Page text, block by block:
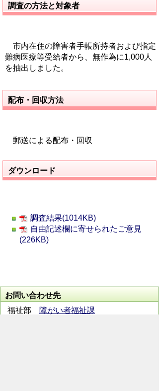
調査の方法と対象者
市内在住の障害者手帳所持者および指定
難病医療等受給者から、無作為に1,000人
を抽出しました。
配布・回収方法
郵送による配布・回収
ダウンロード
調査結果(1014KB)
自由記述欄に寄せられたご意見
(226KB)
お問い合わせ先
福祉部 障がい者福祉課